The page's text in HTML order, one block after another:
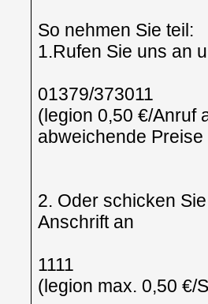
So nehmen Sie teil:
1.Rufen Sie uns an
01379/373011
(legion 0,50 €/Anruf
abweichende
2. Oder schicken
Anschrift an
1111
(legion max. 0,50 €/